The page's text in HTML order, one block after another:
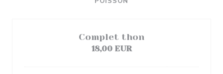
Complet thon
18,00 EUR